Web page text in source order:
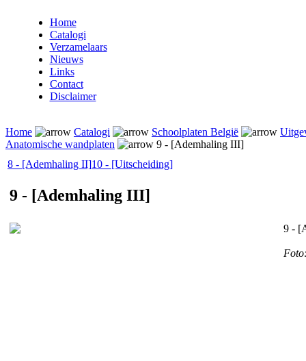
Home
Catalogi
Verzamelaars
Nieuws
Links
Contact
Disclaimer
Home Catalogi Schoolplaten België
Anatomische wandplaten
9 - [Ademhaling III]
8 - [Ademhaling II]10 - [Uitscheiding]
9 - [Ademhaling III]
9 -